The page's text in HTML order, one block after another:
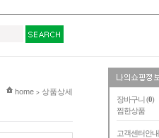
장바구니 (0)
찜한상품
고객센터안내
현재 위치
home > 상품상세